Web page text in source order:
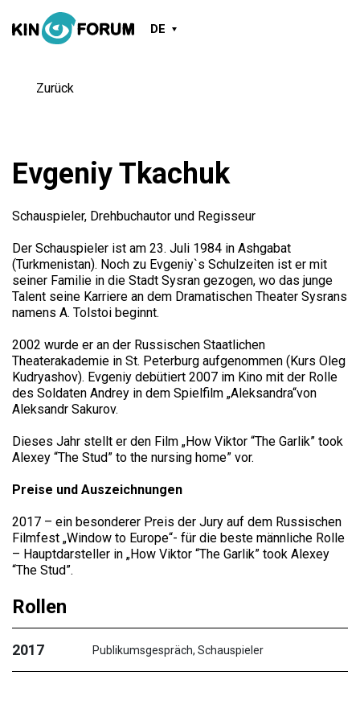
DE
Zurück
Evgeniy Tkachuk
Schauspieler, Drehbuchautor und Regisseur
Der Schauspieler ist am 23. Juli 1984 in Ashgabat
(Turkmenistan). Noch zu Evgeniy`s Schulzeiten ist er mit
seiner Familie in die Stadt Sysran gezogen, wo das junge
Talent seine Karriere an dem Dramatischen Theater Sysrans
namens A. Tolstoi beginnt.
2002 wurde er an der Russischen Staatlichen
Theaterakademie in St. Peterburg aufgenommen (Kurs Oleg
Kudryashov). Evgeniy debütiert 2007 im Kino mit der Rolle
des Soldaten Andrey in dem Spielfilm „Aleksandra“von
Aleksandr Sakurov.
Dieses Jahr stellt er den Film „How Viktor “The Garlik” took
Alexey “The Stud” to the nursing home” vor.
Preise und Auszeichnungen
2017 – ein besonderer Preis der Jury auf dem Russischen
Filmfest „Window to Europe“- für die beste männliche Rolle
– Hauptdarsteller in „How Viktor “The Garlik” took Alexey
“The Stud”.
Rollen
2017 Publikumsgespräch, Schauspieler